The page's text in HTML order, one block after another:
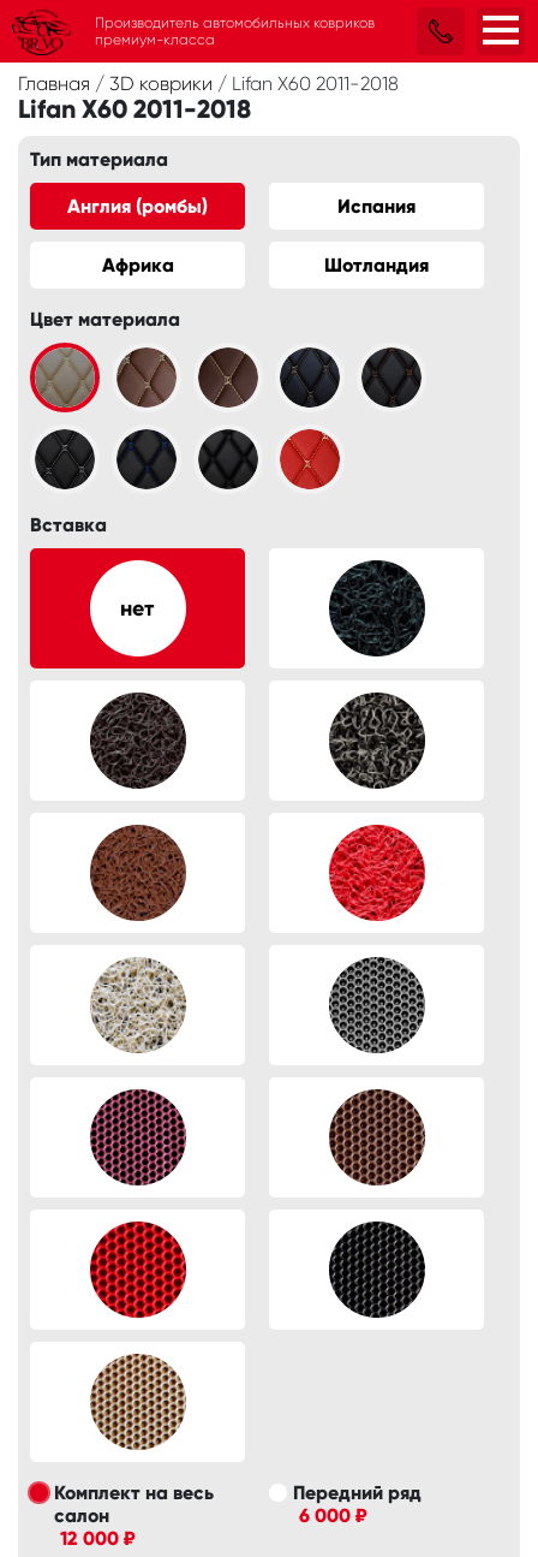
Главная / 3D коврики / Lifan X60 2011-2018
Lifan X60 2011-2018
Тип материала
Англия (ромбы) Испания
Африка Шотландия
Цвет материала
Вставка
Комплект на весь
салон
12 000 ₽
Передний ряд
6 000 ₽
Производитель автомобильных ковриков
премиум-класса